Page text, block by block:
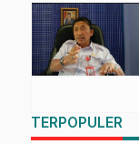
TERPOPULER